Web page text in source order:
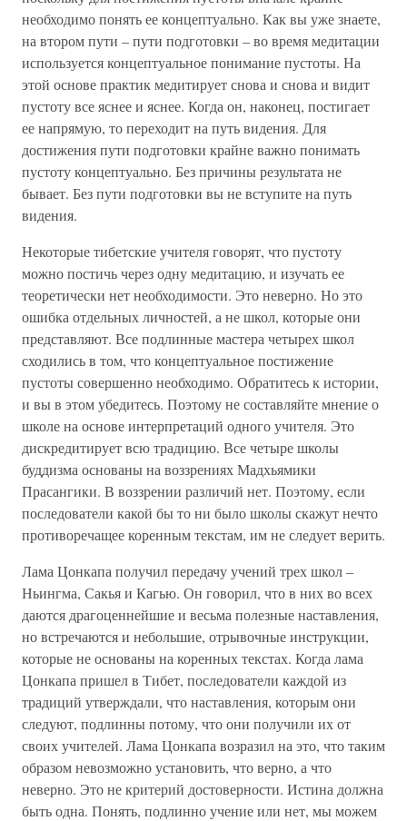
необходимо понять ее концептуально. Как вы уже знаете,
на втором пути – пути подготовки – во время медитации
используется концептуальное понимание пустоты. На
этой основе практик медитирует снова и снова и видит
пустоту все яснее и яснее. Когда он, наконец, постигает
ее напрямую, то переходит на путь видения. Для
достижения пути подготовки крайне важно понимать
пустоту концептуально. Без причины результата не
бывает. Без пути подготовки вы не вступите на путь
видения.
Некоторые тибетские учителя говорят, что пустоту
можно постичь через одну медитацию, и изучать ее
теоретически нет необходимости. Это неверно. Но это
ошибка отдельных личностей, а не школ, которые они
представляют. Все подлинные мастера четырех школ
сходились в том, что концептуальное постижение
пустоты совершенно необходимо. Обратитесь к истории,
и вы в этом убедитесь. Поэтому не составляйте мнение о
школе на основе интерпретаций одного учителя. Это
дискредитирует всю традицию. Все четыре школы
буддизма основаны на воззрениях Мадхьямики
Прасангики. В воззрении различий нет. Поэтому, если
последователи какой бы то ни было школы скажут нечто
противоречащее коренным текстам, им не следует верить.
Лама Цонкапа получил передачу учений трех школ –
Ньингма, Сакья и Кагью. Он говорил, что в них во всех
даются драгоценнейшие и весьма полезные наставления,
но встречаются и небольшие, отрывочные инструкции,
которые не основаны на коренных текстах. Когда лама
Цонкапа пришел в Тибет, последователи каждой из
традиций утверждали, что наставления, которым они
следуют, подлинны потому, что они получили их от
своих учителей. Лама Цонкапа возразил на это, что таким
образом невозможно установить, что верно, а что
неверно. Это не критерий достоверности. Истина должна
быть одна. Понять, подлинно учение или нет, мы можем